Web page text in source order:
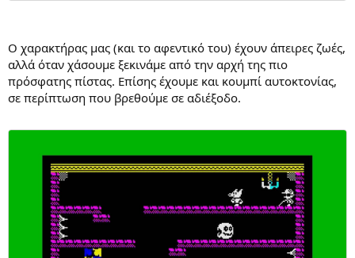
Ο χαρακτήρας μας (και το αφεντικό του) έχουν άπειρες ζωές,
αλλά όταν χάσουμε ξεκινάμε από την αρχή της πιο
πρόσφατης πίστας. Επίσης έχουμε και κουμπί αυτοκτονίας,
σε περίπτωση που βρεθούμε σε αδιέξοδο.